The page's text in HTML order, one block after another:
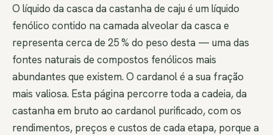
O líquido da casca da castanha de caju é um líquido
fenólico contido na camada alveolar da casca e
representa cerca de 25 % do peso desta — uma das
fontes naturais de compostos fenólicos mais
abundantes que existem. O cardanol é a sua fração
mais valiosa. Esta página percorre toda a cadeia, da
castanha em bruto ao cardanol purificado, com os
rendimentos, preços e custos de cada etapa, porque a